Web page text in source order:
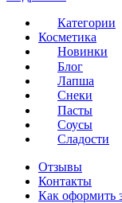
Категории
Косметика
Новинки
Блог
Лапша
Снеки
Пасты
Соусы
Сладости
Отзывы
Контакты
Как оформить